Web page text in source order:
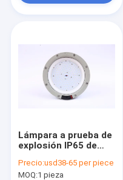
Lámpara a prueba de
explosión IP65 de
cubierta
Precio:usd38-65 per piece
MOQ:1 pieza